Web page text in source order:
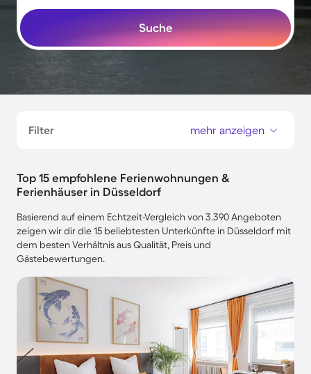
Suche
Filter mehr anzeigen
Top 15 empfohlene Ferienwohnungen &
Ferienhäuser in Düsseldorf
Basierend auf einem Echtzeit-Vergleich von 3.390 Angeboten
zeigen wir dir die 15 beliebtesten Unterkünfte in Düsseldorf mit
dem besten Verhältnis aus Qualität, Preis und
Gästebewertungen.